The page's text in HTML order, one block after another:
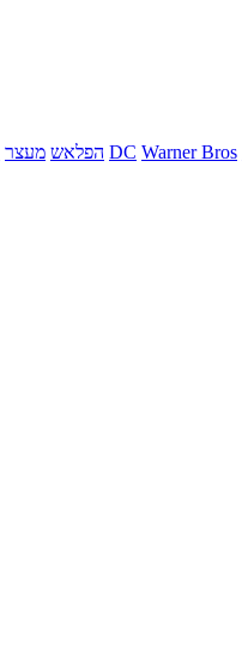
DC Warner Bros הפלאש מעצר